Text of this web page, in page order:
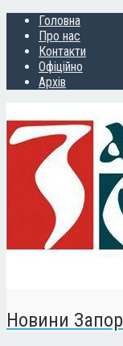
Головна
Про нас
Контакти
Офіційно
Архів
Новини